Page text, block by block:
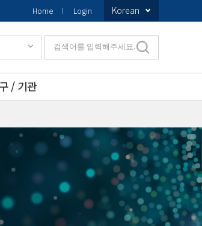
Home Login Korean
/ 기관
검색어를 입력해주세요.